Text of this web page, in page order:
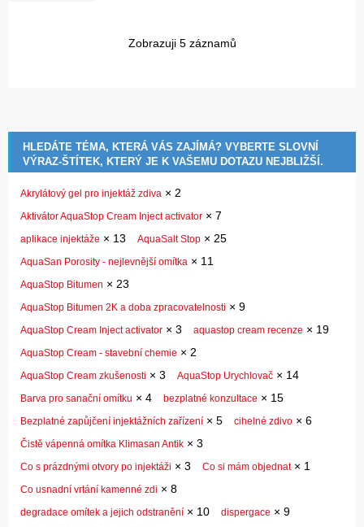
Zobrazuji 5 záznamů
HLEDÁTE TÉMA, KTERÁ VÁS ZAJÍMÁ? VYBERTE SLOVNÍ
VÝRAZ-ŠTÍTEK, KTERÝ JE K VAŠEMU DOTAZU NEJBLIŽŠÍ.
Akrylátový gel pro injektáž zdiva × 2
Aktivátor AquaStop Cream Inject activator × 7
aplikace injektáže × 13 AquaSalt Stop × 25
AquaSan Porosity - nejlevnější omítka × 11
AquaStop Bitumen × 23
AquaStop Bitumen 2K a doba zpracovatelnosti × 9
AquaStop Cream Inject activator × 3 aquastop cream recenze × 19
AquaStop Cream - stavební chemie × 2
AquaStop Cream zkušenosti × 3 AquaStop Urychlovač × 14
Barva pro sanační omítku × 4 bezplatné konzultace × 15
Bezplatné zapůjčení injektážních zařízení × 5 cihelné zdivo × 6
Čistě vápenná omítka Klimasan Antik × 3
Co s prázdnými otvory po injektáži × 3 Co si mám objednat× 1
Co usnadní vrtání kamenné zdi × 8
degradace omítek a jejich odstranění × 10 dispergace × 9